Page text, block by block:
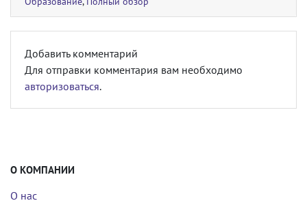
Добавить комментарий
Для отправки комментария вам необходимо
авторизоваться.
О КОМПАНИИ
О нас